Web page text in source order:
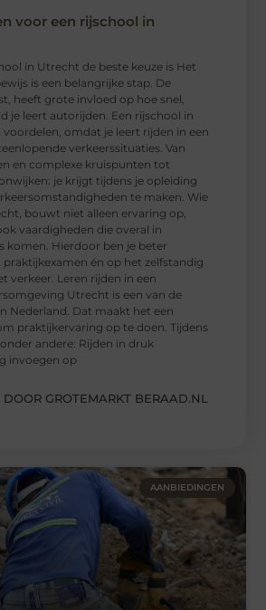
voor een rijschool in
in Utrecht de beste keuze is Het
is een belangrijke stap. De
heeft grote invloed op hoe snel,
je leert autorijden. Een rijschool in
omdat je leert rijden in een
verkeerssituaties. Van
en complexe kruispunten tot
je krijgt tijdens je opleiding
te maken. Wie
bouwt niet alleen ervaring op,
vaardigheden die overal in
komen. Hierdoor ben je beter
én op het zelfstandig
verkeer. Leren rijden in een
Utrecht is een van de
Nederland. Dat maakt het een
praktijkervaring op te doen. Tijdens
andere: Rijden in druk
invoegen op
GROTEMARKT BERAAD.NL
AANBIEDINGEN